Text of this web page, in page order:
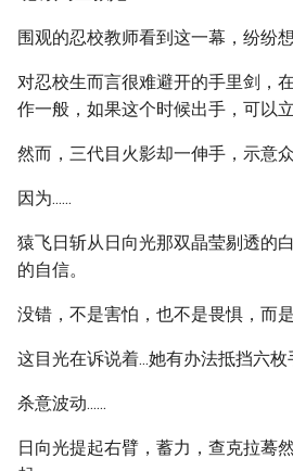
围观的忍校教师看到这一幕，纷纷想
对忍校生而言很难避开的手里剑，
作一般，如果这个时候出手，可以
然而，三代目火影却一伸手，示意
因为......
猿飞日斩从日向光那双晶莹剔透的
的自信。
没错，不是害怕，也不是畏惧，而
这目光在诉说着...她有办法抵挡六枚
杀意波动......
日向光提起右臂，蓄力，查克拉蓦